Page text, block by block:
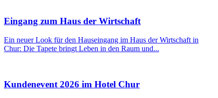
Eingang zum Haus der Wirtschaft
Ein neuer Look für den Hauseingang im Haus der Wirtschaft in
Chur: Die Tapete bringt Leben in den Raum und...
Kundenevent 2026 im Hotel Chur